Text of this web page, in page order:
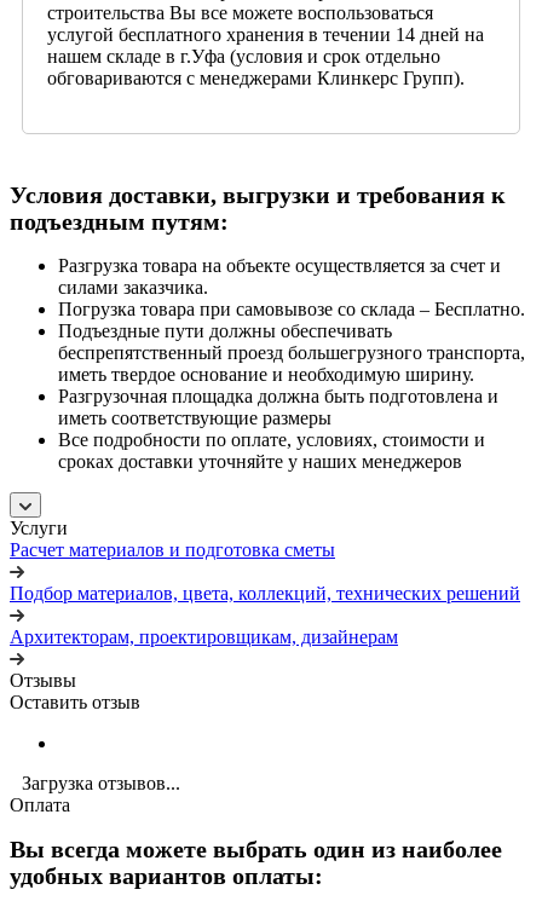
строительства Вы все можете воспользоваться
услугой бесплатного хранения в течении 14 дней на
нашем складе в г.Уфа (условия и срок отдельно
обговариваются с менеджерами Клинкерс Групп).
Условия доставки, выгрузки и требования к
подъездным путям:
Разгрузка товара на объекте осуществляется за счет и
силами заказчика.
Погрузка товара при самовывозе со склада – Бесплатно.
Подъездные пути должны обеспечивать
беспрепятственный проезд большегрузного транспорта,
иметь твердое основание и необходимую ширину.
Разгрузочная площадка должна быть подготовлена и
иметь соответствующие размеры
Все подробности по оплате, условиях, стоимости и
сроках доставки уточняйте у наших менеджеров
Услуги
Расчет материалов и подготовка сметы
Подбор материалов, цвета, коллекций, технических решений
Архитекторам, проектировщикам, дизайнерам
Отзывы
Оставить отзыв
Загрузка отзывов...
Оплата
Вы всегда можете выбрать один из наиболее
удобных вариантов оплаты: